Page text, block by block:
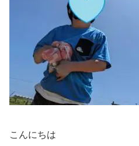
こんにちは